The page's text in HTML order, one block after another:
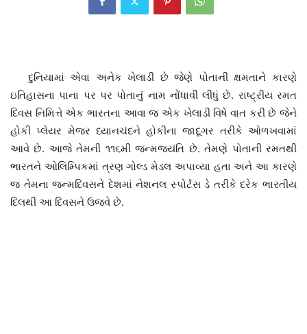
દુનિયામાં એવા અનેક ખેલાડી છે જેણે પોતાની ક્ષમતાને કારણે
ઇતિહાસના પાના પર પર પોતાનું નામ નોંધાવી લીધું છે. રાષ્ટ્રીય રમત
દિવસ નિમિત્તે એક ભારતના આવા જ એક ખેલાડી વિષે વાત કરી છે જેને
હોકી પ્લેયર મેજર ધ્યાનચંદને હોકીના જાદૂગર તરીકે ઓળખવામાં
આવે છે. આજે તેમની ૧૧૬મી જન્મજયંતિ છે. તેમણે પોતાની રમતથી
ભારતને ઓલિમ્પિકમાં ત્રણ ગોલ્ડ મેડલ અપાવ્યા હતા અને આ કારણે
જ તેમના જન્મદિવસને દેશમાં નેશનલ સ્પોર્ટસ ડે તરીકે દરેક ભારતીય
દિલથી આ દિવસને ઉજવે છે.